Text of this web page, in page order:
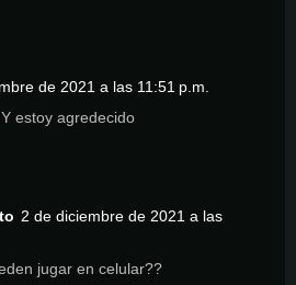
de 2021 a las 11:51 p.m.
estoy agredecido
2 de diciembre de 2021 a las
jugar en celular??